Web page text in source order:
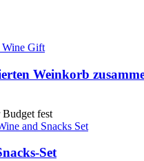
Weinkorb
fest
Set